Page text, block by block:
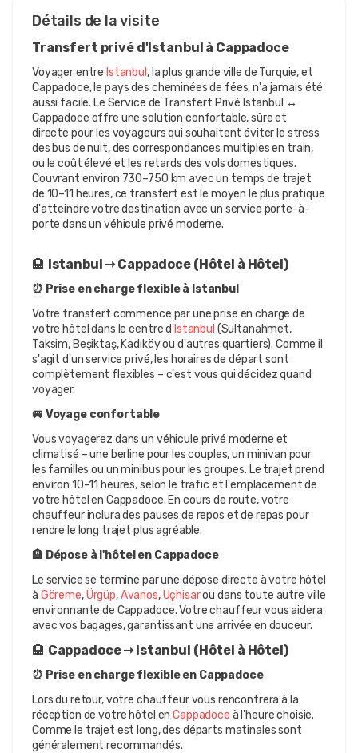
Détails de la visite
Transfert privé d'Istanbul à Cappadoce
Voyager entre Istanbul , la plus grande ville de Turquie, et
Cappadoce, le pays des cheminées de fées, n'a jamais été
aussi facile. Le Service de Transfert Privé Istanbul ↔
Cappadoce offre une solution confortable, sûre et
directe pour les voyageurs qui souhaitent éviter le stress
des bus de nuit, des correspondances multiples en train,
ou le coût élevé et les retards des vols domestiques.
Couvrant environ 730–750 km avec un temps de trajet
de 10–11 heures, ce transfert est le moyen le plus pratique
d'atteindre votre destination avec un service porte-à-
porte dans un véhicule privé moderne.
🏨 Istanbul ➝ Cappadoce (Hôtel à Hôtel)
⏰ Prise en charge flexible à Istanbul
Votre transfert commence par une prise en charge de
votre hôtel dans le centre d'Istanbul (Sultanahmet,
Taksim, Beşiktaş, Kadıköy ou d'autres quartiers). Comme il
s'agit d'un service privé, les horaires de départ sont
complètement flexibles – c'est vous qui décidez quand
voyager.
🚐 Voyage confortable
Vous voyagerez dans un véhicule privé moderne et
climatisé – une berline pour les couples, un minivan pour
les familles ou un minibus pour les groupes. Le trajet prend
environ 10–11 heures, selon le trafic et l'emplacement de
votre hôtel en Cappadoce. En cours de route, votre
chauffeur inclura des pauses de repos et de repas pour
rendre le long trajet plus agréable.
🏨 Dépose à l'hôtel en Cappadoce
Le service se termine par une dépose directe à votre hôtel
à Göreme, Ürgüp, Avanos, Uçhisar ou dans toute autre ville
environnante de Cappadoce. Votre chauffeur vous aidera
avec vos bagages, garantissant une arrivée en douceur.
🏨 Cappadoce ➝ Istanbul (Hôtel à Hôtel)
⏰ Prise en charge flexible en Cappadoce
Lors du retour, votre chauffeur vous rencontrera à la
réception de votre hôtel en Cappadoce à l'heure choisie.
Comme le trajet est long, des départs matinales sont
généralement recommandés.